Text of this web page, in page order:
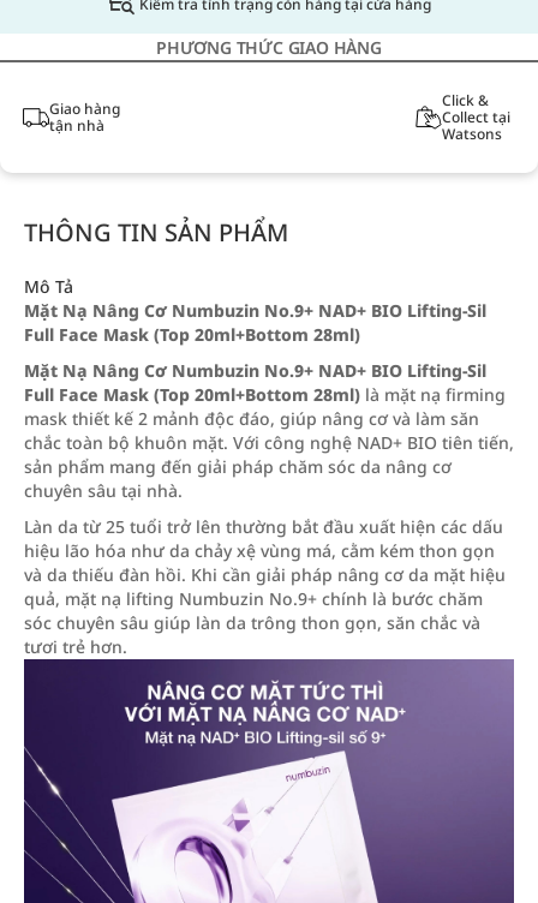
PHƯƠNG THỨC GIAO HÀNG
Giao hàng
tận nhà
Click &
Collect tại
Watsons
THÔNG TIN SẢN PHẨM
Mô Tả
Mặt Nạ Nâng Cơ Numbuzin No.9+ NAD+ BIO Lifting-Sil
Full Face Mask (Top 20ml+Bottom 28ml)
Mặt Nạ Nâng Cơ Numbuzin No.9+ NAD+ BIO Lifting-Sil
Full Face Mask (Top 20ml+Bottom 28ml) là mặt nạ firming
mask thiết kế 2 mảnh độc đáo, giúp nâng cơ và làm săn
chắc toàn bộ khuôn mặt. Với công nghệ NAD+ BIO tiên tiến,
sản phẩm mang đến giải pháp chăm sóc da nâng cơ
chuyên sâu tại nhà.
Làn da từ 25 tuổi trở lên thường bắt đầu xuất hiện các dấu
hiệu lão hóa như da chảy xệ vùng má, cằm kém thon gọn
và da thiếu đàn hồi. Khi cần giải pháp nâng cơ da mặt hiệu
quả, mặt nạ lifting Numbuzin No.9+ chính là bước chăm
sóc chuyên sâu giúp làn da trông thon gọn, săn chắc và
tươi trẻ hơn.